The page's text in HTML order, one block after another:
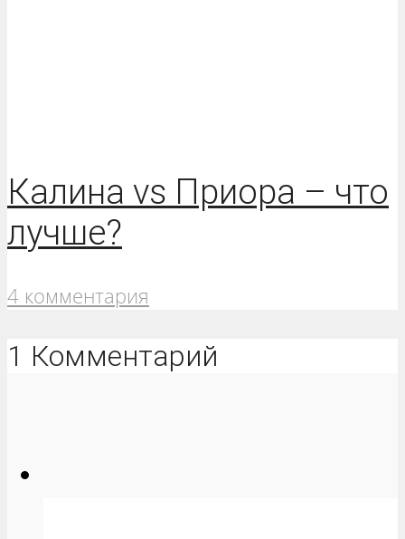
Калина vs Приора – что
лучше?
4 комментария
1 Комментарий